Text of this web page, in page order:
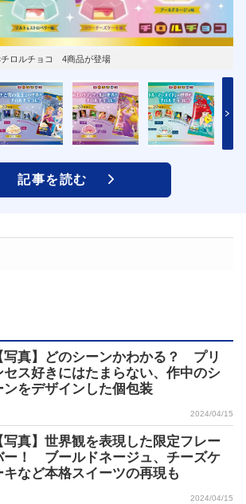
チロルチョコ 4商品が登場
記事を読む
写真】どのシーンかわかる？ プリ
セス好きにはたまらない、作中のシ
ンをデザインした個包装
2024/04/15
写真】世界観を表現した限定フレー
ー！ ブールドネージュ、チーズケ
キなど本格スイーツの再現も
2024/04/15